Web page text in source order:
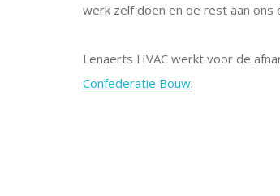
werk zelf doen en de rest aan ons
Lenaerts HVAC werkt voor de
Confederatie Bouw.